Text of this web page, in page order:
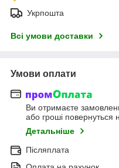
Укрпошта
Всі умови доставки
Умови оплати
Ви отримаєте
або гроші повернуться
Детальніше
Післяплата